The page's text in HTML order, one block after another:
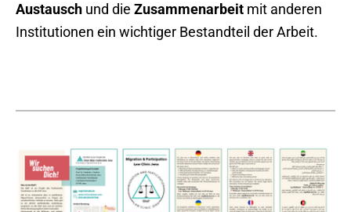
Austausch und die Zusammenarbeit mit anderen
Institutionen ein wichtiger Bestandteil der Arbeit.
Show larger version Show larger version